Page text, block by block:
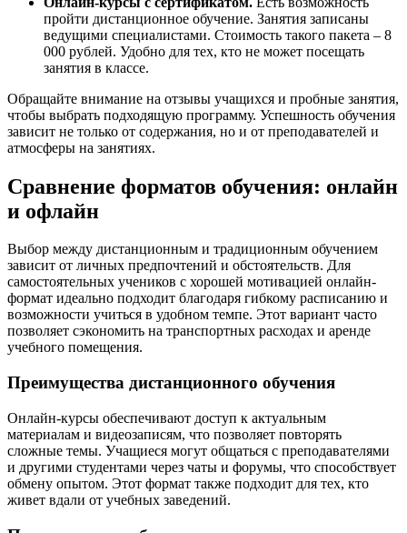
пройти дистанционное обучение. Занятия записаны
ведущими специалистами. Стоимость такого пакета – 8
000 рублей. Удобно для тех, кто не может посещать
занятия в классе.
Обращайте внимание на отзывы учащихся и пробные занятия,
чтобы выбрать подходящую программу. Успешность обучения
зависит не только от содержания, но и от преподавателей и
атмосферы на занятиях.
Сравнение форматов обучения: онлайн
и офлайн
Выбор между дистанционным и традиционным обучением
зависит от личных предпочтений и обстоятельств. Для
самостоятельных учеников с хорошей мотивацией онлайн-
формат идеально подходит благодаря гибкому расписанию и
возможности учиться в удобном темпе. Этот вариант часто
позволяет сэкономить на транспортных расходах и аренде
учебного помещения.
Преимущества дистанционного обучения
Онлайн-курсы обеспечивают доступ к актуальным
материалам и видеозаписям, что позволяет повторять
сложные темы. Учащиеся могут общаться с преподавателями
и другими студентами через чаты и форумы, что способствует
обмену опытом. Этот формат также подходит для тех, кто
живет вдали от учебных заведений.